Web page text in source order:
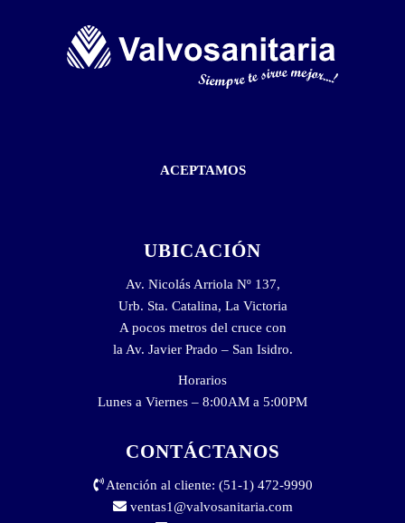
ACEPTAMOS
UBICACIÓN
Av. Nicolás Arriola Nº 137,
Urb. Sta. Catalina, La Victoria
A pocos metros del cruce con
la Av. Javier Prado – San Isidro.
Horarios
Lunes a Viernes – 8:00AM a 5:00PM
CONTÁCTANOS
Atención al cliente: (51-1) 472-9990
ventas1@valvosanitaria.com